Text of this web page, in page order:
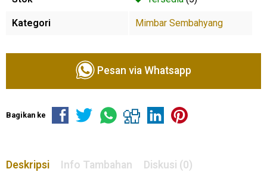
Kategori Mimbar Sembahyang
Pesan via Whatsapp
Bagikan ke
Deskripsi Info Tambahan Diskusi (0)